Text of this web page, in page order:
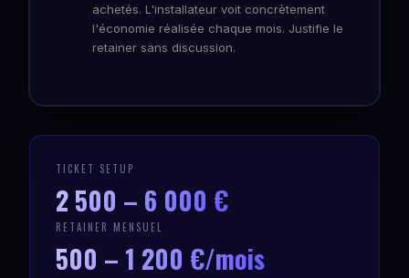
achetés. L'installateur voit concrètement
l'économie réalisée chaque mois. Justifie le
retainer sans discussion.
TICKET SETUP
2 500 – 6 000 €
RETAINER MENSUEL
500 – 1 200 €/mois